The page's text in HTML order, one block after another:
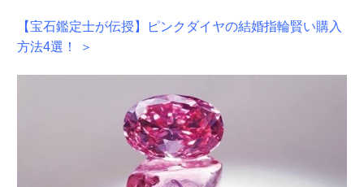
【宝石鑑定士が伝授】ピンクダイヤの結婚指輪賢い購入
方法4選！ ＞